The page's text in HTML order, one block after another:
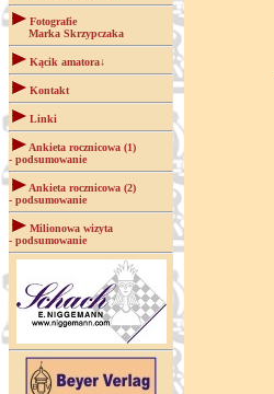
Fotografie
Marka Skrzypczaka
Kącik amatora↓
Kontakt
Linki
Ankieta rocznicowa (1)
- podsumowanie
Ankieta rocznicowa (2)
- podsumowanie
Milionowa wizyta
- podsumowanie